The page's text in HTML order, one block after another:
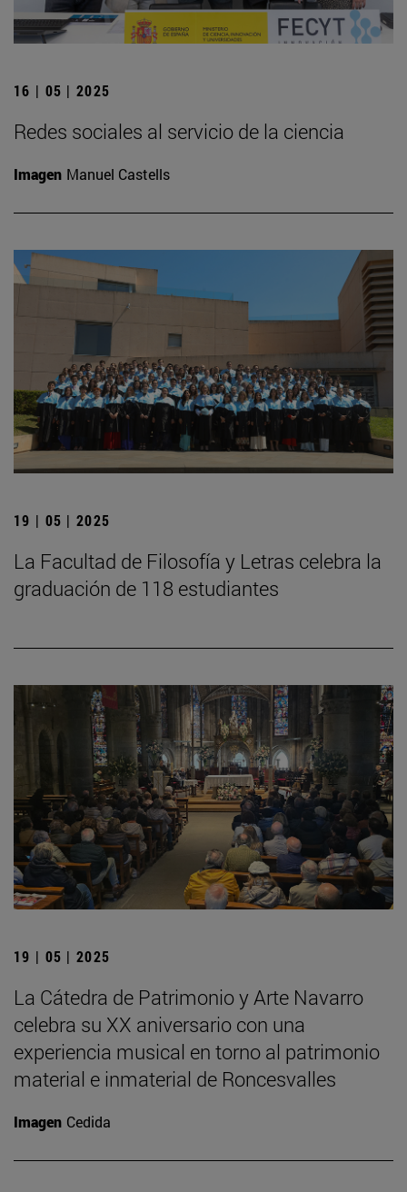
16 | 05 | 2025
Redes sociales al servicio de la ciencia
Imagen Manuel Castells
19 | 05 | 2025
La Facultad de Filosofía y Letras celebra la
graduación de 118 estudiantes
19 | 05 | 2025
La Cátedra de Patrimonio y Arte Navarro
celebra su XX aniversario con una
experiencia musical en torno al patrimonio
material e inmaterial de Roncesvalles
Imagen Cedida